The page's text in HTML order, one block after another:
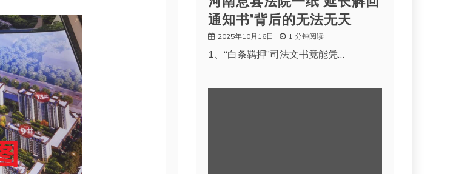
通知书”背后的无法无天
2025年10月16日 1 分钟阅读
1、“白条羁押”司法文书竟能凭…